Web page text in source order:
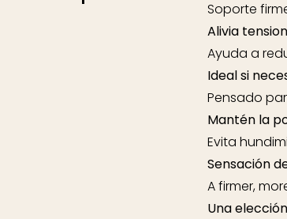
Soporte
Alivia
Ayuda a
Ideal si
Pensado
Mantén la
Evita
Sensación
A firmer,
Una